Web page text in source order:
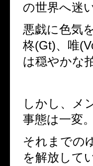
の世界へ迷
悪戯に色気
柊(Gt)、唯
は穏やかな
しかし、メ
事態は一変。
それまでの
を解放して